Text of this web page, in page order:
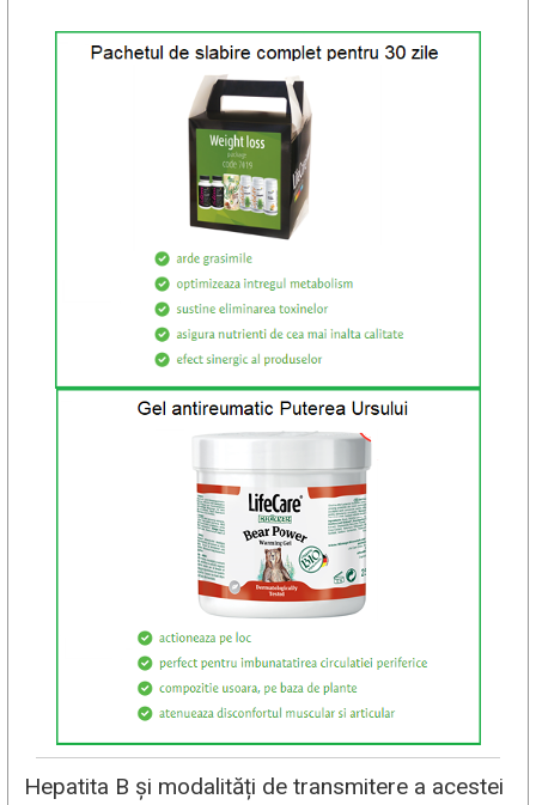
Hepatita B și modalități de transmitere a acestei